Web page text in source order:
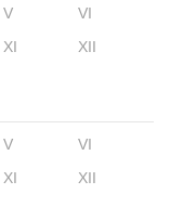
V
VI
XI XII
V
VI
XI XII